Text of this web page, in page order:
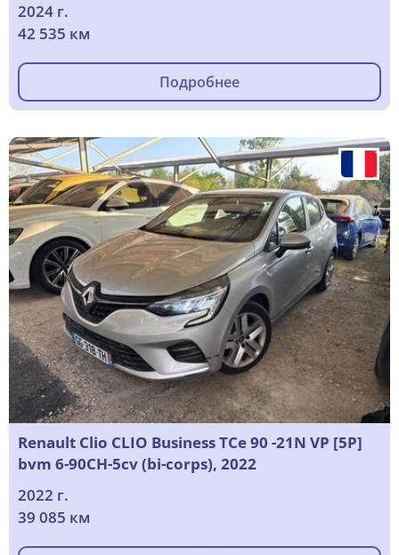
2024 г.
42 535 км
Подробнее
Renault Clio CLIO Business TCe 90 -21N VP [5P]
bvm 6-90CH-5cv (bi-corps), 2022
2022 г.
39 085 км